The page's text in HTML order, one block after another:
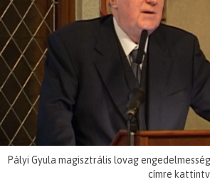
Pályi Gyula magisztrális lovag
címre